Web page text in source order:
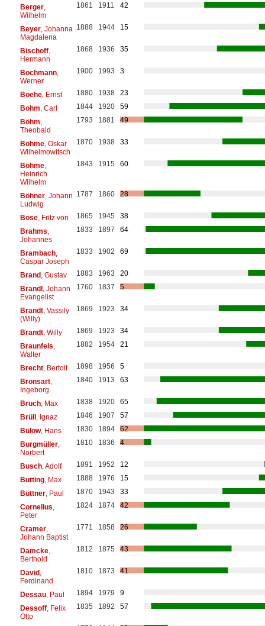
Berger,
Wilhelm
1861 1911 42
Beyer, Johanna
Magdalena
1888 1944 15
Bischoff,
Hermann
1868 1936 35
Bochmann,
Werner
1900 1993 3
Boehe, Ernst 1880 1938
23
Bohm , Carl 1844 1920
59
Böhm
Theobald
1793 1881 49
Böhme, Oskar
Wilhelmowitsch
1870 1938 33
Böhme,
Heinrich
Wilhelm
1843 1915 60
Böhner, Johann
Ludwig
1787 1860 28
Bose, Fritz von 1865 1945
38
Brahms
Johannes
1833 1897 64
Brambach,
Caspar Joseph
1833 1902 69
Brand, Gustav 1883 1963
20
Brandl, Johann
Evangelist
1760 1837 5
Brandt, Vassily
(Willy)
1869 1923 34
Brandt, Willy 1869 1923
34
Braunfels
Walter
1882 1954 21
Brecht, Bertolt 1898 1956
5
Bronsart,
Ingeborg
1840 1913 63
Bruch, Max 1838 1920
65
Brüll, Ignaz 1846 1907
57
Bülow, Hans 1830 1894
62
Burgmüller,
Norbert
1810 1836 4
Busch, Adolf 1891 1952
12
Butting, Max 1888 1976
15
Büttner, Paul 1870 1943
33
Cornelius
Peter
1824 1874 42
Cramer,
Johann Baptist
1771 1858 26
Damcke,
Berthold
1812 1875 43
David,
Ferdinand
1810 1873 41
Dessau, Paul 1894 1979
9
Dessoff, Felix
Otto
1835 1892 57